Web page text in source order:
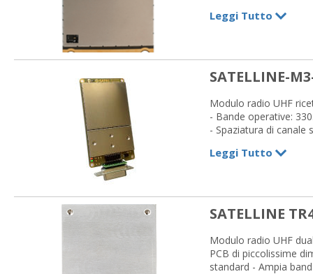
Disponibile con o
Leggi Tutto
SATELLINE-
Modulo radio UHF
- Bande operative:
- Spaziatura di canale
- Personalizzabile
- Potenza max: 1 W
- Alimentazione: +3 ...
Leggi Tutto
SATELLINE
Modulo radio UHF
PCB di piccolissime
standard - Ampia